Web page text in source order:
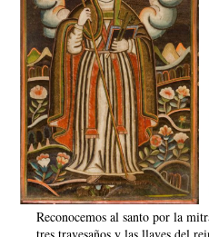
Reconocemos al santo por la